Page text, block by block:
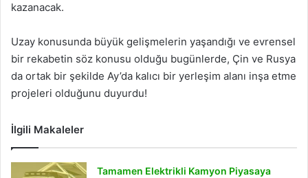
kazanacak.
Uzay konusunda büyük gelişmelerin yaşandığı ve evrensel
bir rekabetin söz konusu olduğu bugünlerde, Çin ve Rusya
da ortak bir şekilde Ay’da kalıcı bir yerleşim alanı inşa etme
projeleri olduğunu duyurdu!
İlgili Makaleler
Tamamen Elektrikli Kamyon Piyasaya